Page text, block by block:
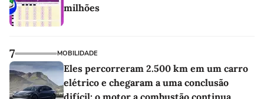
milhões
7 MOBILIDADE
Eles percorreram 2.500 km em um carro
elétrico e chegaram a uma conclusão
difícil: o motor a combustão continua